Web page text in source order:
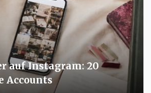
auf Instagram: 20
Accounts